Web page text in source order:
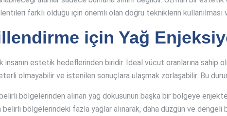
farklı olduğu için önemli olan doğru tekniklerin
için Yağ
estetik hedeflerinden biridir. İdeal vücut oranlarına sahip
olmayabilir ve istenilen sonuçlara ulaşmak zorlaşabilir. Bu
bölgelerinden alınan yağ dokusunun başka bir bölgeye
bölgelerindeki fazla yağlar alınarak, daha düzgün ve dengeli